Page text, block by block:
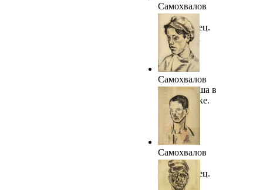
Самохвалов
А.Н.
Комсомолец.
1923. ГРМ
Самохвалов
А.Н. Юноша в
косоворотке.
1923. ГРМ
Самохвалов
А.Н.
Комсомолец.
1923. ГРМ